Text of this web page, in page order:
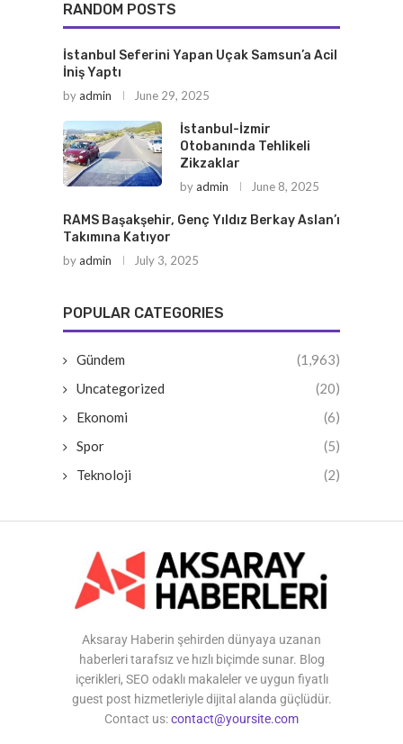
RANDOM POSTS
İstanbul Seferini Yapan Uçak Samsun’a Acil
İniş Yaptı
byadmin June 29, 2025
İstanbul-İzmir
Otobanında Tehlikeli
Zikzaklar
byadmin June 8, 2025
RAMS Başakşehir, Genç Yıldız Berkay Aslan’ı
Takımına Katıyor
byadmin July 3, 2025
POPULAR CATEGORIES
Gündem
(1,963)
Uncategorized
(20)
Ekonomi
(6)
Spor
(5)
Teknoloji
(2)
Aksaray Haberin şehirden dünyaya uzanan
haberleri tarafsız ve hızlı biçimde sunar. Blog
içerikleri, SEO odaklı makaleler ve uygun fiyatlı
guest post hizmetleriyle dijital alanda güçlüdür.
Contact us:contact@yoursite.com